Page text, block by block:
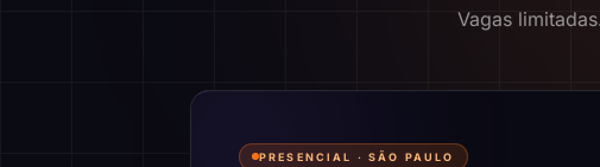
Vagas
PRESENCIAL ·SÃO PAULO